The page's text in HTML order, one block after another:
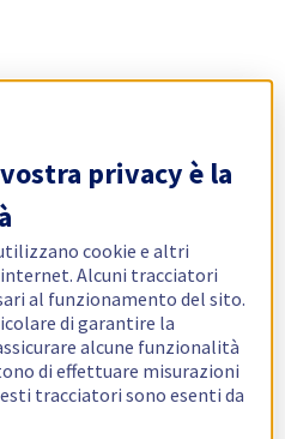
privacy è la
cookie e altri
Alcuni tracciatori
al funzionamento del sito.
di garantire la
alcune funzionalità
di effettuare misurazioni
tracciatori sono esenti da